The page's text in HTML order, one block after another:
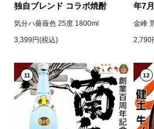
独自ブレンド コラボ焼酎
気分ハ薔薇色 25度 1800ml
3,399円(税込)
年7
金峰
2,790
11 12